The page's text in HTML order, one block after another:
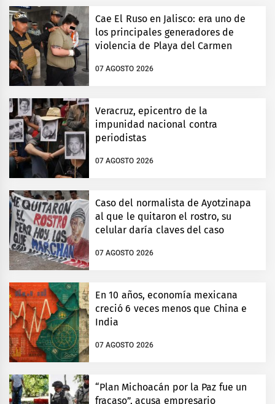
Cae El Ruso en Jalisco: era uno de
los principales generadores de
violencia de Playa del Carmen
07 AGOSTO 2026
Veracruz, epicentro de la
impunidad nacional contra
periodistas
07 AGOSTO 2026
Caso del normalista de Ayotzinapa
al que le quitaron el rostro, su
celular daría claves del caso
07 AGOSTO 2026
En 10 años, economía mexicana
creció 6 veces menos que China e
India
07 AGOSTO 2026
“Plan Michoacán por la Paz fue un
fracaso”, acusa empresario